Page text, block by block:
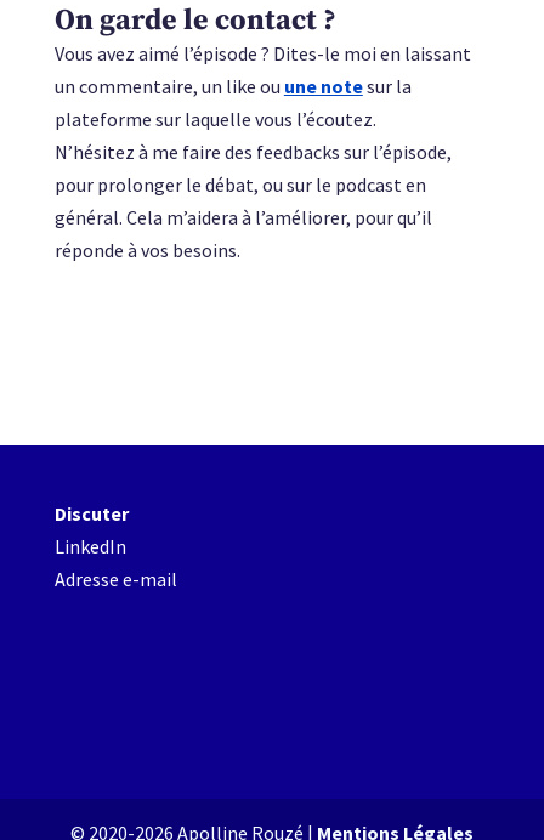
On garde le contact ?
Vous avez aimé l’épisode ? Dites-le moi en laissant
un commentaire, un like ou une notesur la
plateforme sur laquelle vous l’écoutez.
N’hésitez à me faire des feedbacks sur l’épisode,
pour prolonger le débat, ou sur le podcast en
général. Cela m’aidera à l’améliorer, pour qu’il
réponde à vos besoins.
Discuter
LinkedIn
Adresse e-mail
© 2020-2026 Apolline Rouzé | Mentions Légales